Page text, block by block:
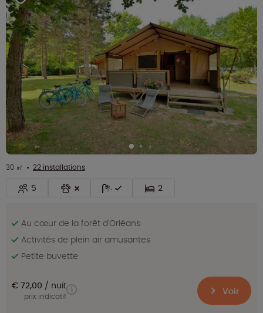
30 ㎡ 22 installations
5 2
Au cœur de la forêt d'Orléans
Activités de plein air amusantes
Petite buvette
€ 72,00 nuit
prix indicatif Voir